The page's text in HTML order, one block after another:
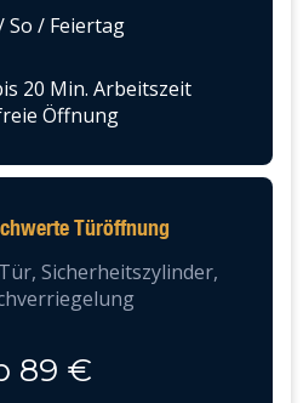
So / Feiertag
20 Min. Arbeitszeit
Öffnung
Türöffnung
Sicherheitszylinder,
89 €